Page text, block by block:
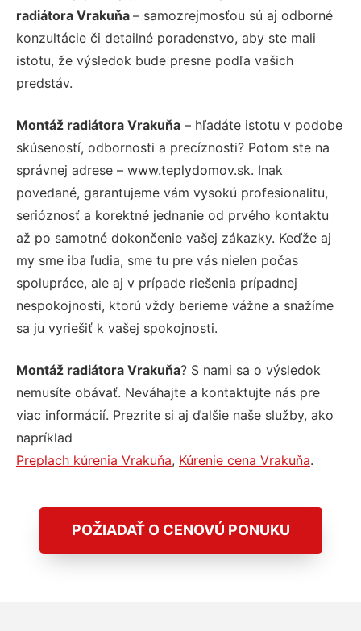
radiátora Vrakuňa – samozrejmosťou sú aj odborné
konzultácie či detailné poradenstvo, aby ste mali
istotu, že výsledok bude presne podľa vašich
predstáv.
Montáž radiátora Vrakuňa – hľadáte istotu v podobe
skúseností, odbornosti a precíznosti? Potom ste na
správnej adrese – www.teplydomov.sk. Inak
povedané, garantujeme vám vysokú profesionalitu,
serióznosť a korektné jednanie od prvého kontaktu
až po samotné dokončenie vašej zákazky. Keďže aj
my sme iba ľudia, sme tu pre vás nielen počas
spolupráce, ale aj v prípade riešenia prípadnej
nespokojnosti, ktorú vždy berieme vážne a snažíme
sa ju vyriešiť k vašej spokojnosti.
Montáž radiátora Vrakuňa? S nami sa o výsledok
nemusíte obávať. Neváhajte a kontaktujte nás pre
viac informácií. Prezrite si aj ďalšie naše služby, ako
napríklad
Preplach kúrenia Vrakuňa, Kúrenie cena Vrakuňa.
POŽIADAŤ O CENOVÚ PONUKU